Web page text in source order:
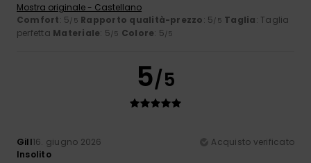
Mostra originale - Castellano
Comfort: 5/5 Rapporto qualità-prezzo: 5/5 Taglia: Taglia
perfetta Materiale: 5/5 Colore: 5/5
5/5
Gill16. giugno 2026
Acquisto verificato
Insolito